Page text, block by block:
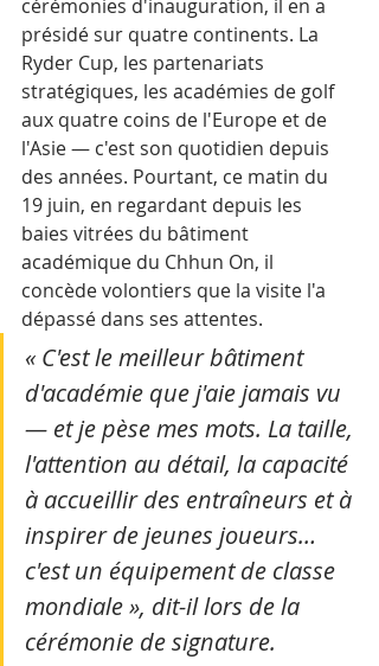
cérémonies d'inauguration, il en a
présidé sur quatre continents. La
Ryder Cup, les partenariats
stratégiques, les académies de golf
aux quatre coins de l'Europe et de
l'Asie — c'est son quotidien depuis
des années. Pourtant, ce matin du
19 juin, en regardant depuis les
baies vitrées du bâtiment
académique du Chhun On, il
concède volontiers que la visite l'a
dépassé dans ses attentes.
« C'est le meilleur bâtiment
d'académie que j'aie jamais vu
— et je pèse mes mots. La taille,
l'attention au détail, la capacité
à accueillir des entraîneurs et à
inspirer de jeunes joueurs…
c'est un équipement de classe
mondiale », dit-il lors de la
cérémonie de signature.